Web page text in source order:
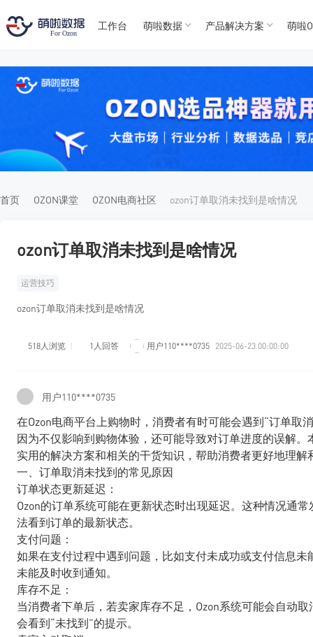
For
For
工作台 萌啦数据 产品解决方案 萌啦
首页 OZON课堂 OZON电商社区 ozon订单取消未找到是啥情况
ozon订单取消未找到是啥情况
运营技巧
ozon订单取消未找到是啥情况
518人浏览 1人回答 用户110****0735 2025-06-23 00:00:00
用户110****0735
在Ozon电商平台上购物时，消费者有时可能会遇到“订单取
因为不仅影响到购物体验，还可能导致对订单进度的误解
实用的解决方案和相关的干货知识，帮助消费者更好地理解
一、订单取消未找到的常见原因
订单状态更新延迟：
Ozon的订单系统可能在更新状态时出现延迟。这种情况通
法看到订单的最新状态。
支付问题：
如果在支付过程中遇到问题，比如支付未成功或支付信息
未能及时收到通知。
库存不足：
当消费者下单后，若卖家库存不足，Ozon系统可能会自动
会看到“未找到”的提示。